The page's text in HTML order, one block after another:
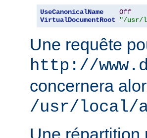
UseCanonicalName
Off
VirtualDocumentRoot
"/usr/
Une requête
http://
concernera
/usr/local/
Une répartition